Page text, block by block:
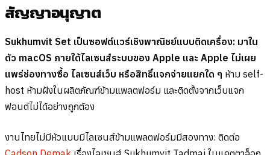
สัญญาอนุญาต
Sukhumvit Set เป็นซอฟต์แวร์เชิงพาณิชย์แบบติดเครื่อง: มาใน
ตัว macOS ภายใต้ไลเซนส์ระบบของ Apple และ Apple ไม่เผย
แพร่ช่องทางซื้อ ไลเซนส์เว็บ หรือสิทธิ์แจกจ่ายแยกใด ๆ ห้าม self-
host ห้ามฝังในผลิตภัณฑ์ข้ามแพลตฟอร์ม และติดตั้งจากเว็บแจก
ฟอนต์ไม่ได้อย่างถูกต้อง
งานไทยไม่มีหัวแบบมีไลเซนส์ข้ามแพลตฟอร์มมีสองทาง: ติดต่อ